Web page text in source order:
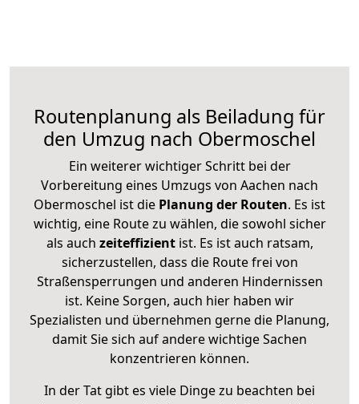
Routenplanung als Beiladung für
den Umzug nach Obermoschel
Ein weiterer wichtiger Schritt bei der
Vorbereitung eines Umzugs von Aachen nach
Obermoschel ist die Planung der Routen. Es ist
wichtig, eine Route zu wählen, die sowohl sicher
als auch zeiteffizientist. Es ist auch ratsam,
sicherzustellen, dass die Route frei von
Straßensperrungen und anderen Hindernissen
ist. Keine Sorgen, auch hier haben wir
Spezialisten und übernehmen gerne die Planung,
damit Sie sich auf andere wichtige Sachen
konzentrieren können.
In der Tat gibt es viele Dinge zu beachten bei